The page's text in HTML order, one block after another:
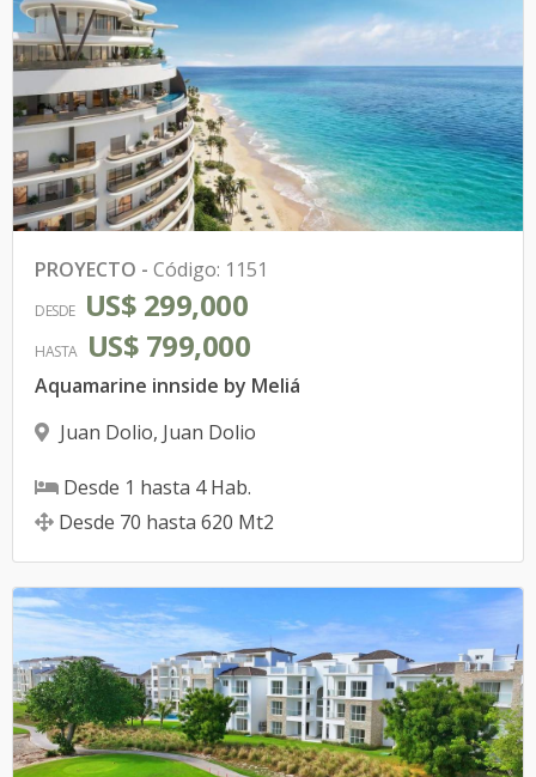
PROYECTO - Código: 1151
DESDE US$ 299,000
HASTA US$ 799,000
Aquamarine innside by Meliá
Juan Dolio, Juan Dolio
Desde 1 hasta 4Hab.
Desde 70 hasta 620 Mt2